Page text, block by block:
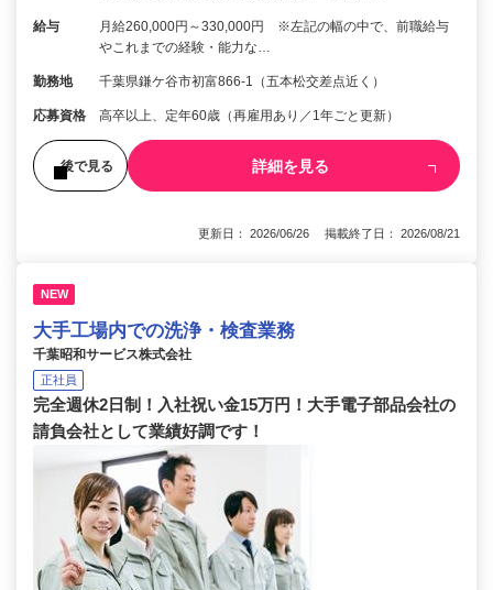
給与
月給260,000円～330,000円 ※左記の幅の中で、前職給与
やこれまでの経験・能力な…
勤務地 千葉県鎌ケ谷市初富866-1（五本松交差点近く）
応募資格 高卒以上、定年60歳（再雇用あり／1年ごと更新）
後で見る 詳細を見る
更新日： 2026/06/26 掲載終了日： 2026/08/21
NEW
大手工場内での洗浄・検査業務
千葉昭和サービス株式会社
正社員
完全週休2日制！入社祝い金15万円！大手電子部品会社の
請負会社として業績好調です！